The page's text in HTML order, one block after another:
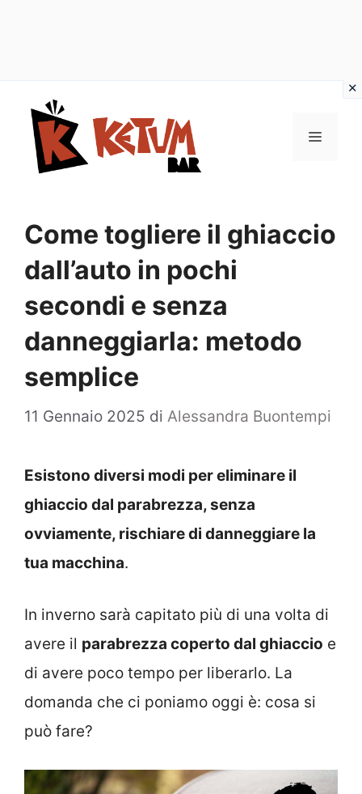
contenuto
Menu
Come togliere il ghiaccio
dall’auto in pochi
secondi e senza
danneggiarla: metodo
semplice
11 Gennaio 2025 di Alessandra Buontempi
Esistono diversi modi per eliminare il
ghiaccio dal parabrezza, senza
ovviamente, rischiare di danneggiare la
tua macchina.
In inverno sarà capitato più di una volta di
avere il parabrezza coperto dal ghiaccio e
di avere poco tempo per liberarlo. La
domanda che ci poniamo oggi è: cosa si
può fare?